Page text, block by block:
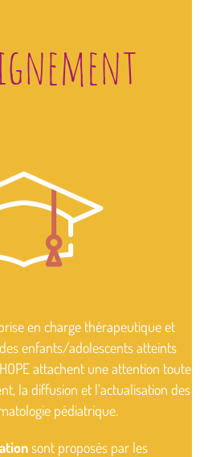
en charge thérapeutique et
enfants/adolescents atteints
attachent une attention toute
la diffusion et l’actualisation des
pédiatrique.
sont proposés par les